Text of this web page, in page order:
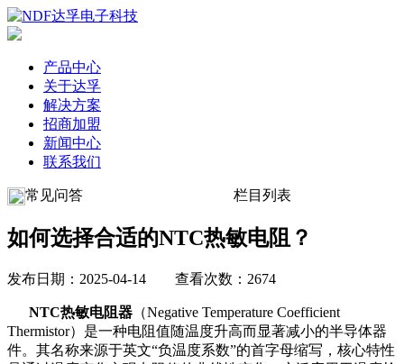
产品中心
关于达孚
解决方案
招商加盟
新闻中心
联系我们
常见问答 栏目列表
如何选择合适的NTC热敏电阻？
发布日期：2025-04-14 查看次数：2674
NTC热敏电阻器 （Negative Temperature Coefficient
Thermistor）是一种电阻值随温度升高而‌显著减小‌的半导体器
件。其名称来源于英文“负温度系数”的首字母缩写，核心特性